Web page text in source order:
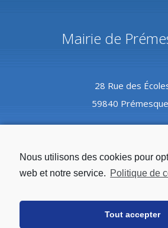
Mairie de
28 Rue des
59840
Tél :
Nous utilisons des cookies pour
web et notre service. Politique de
Tout accepter